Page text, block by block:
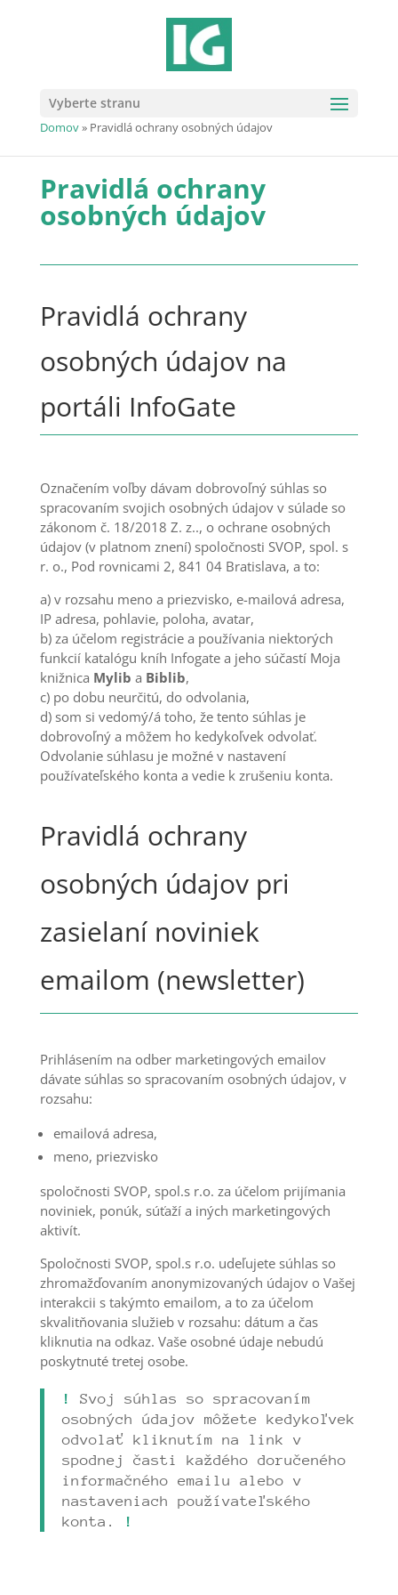
Vyberte stranu
Domov» Pravidlá ochrany osobných údajov
Pravidlá ochrany
osobných údajov
Pravidlá ochrany
osobných údajov na
portáli InfoGate
Označením voľby dávam dobrovoľný súhlas so
spracovaním svojich osobných údajov v súlade so
zákonom č. 18/2018 Z. z.., o ochrane osobných
údajov (v platnom znení) spoločnosti SVOP, spol. s
r. o., Pod rovnicami 2, 841 04 Bratislava, a to:
a) v rozsahu meno a priezvisko, e-mailová adresa,
IP adresa, pohlavie, poloha, avatar,
b) za účelom registrácie a používania niektorých
funkcií katalógu kníh Infogate a jeho súčastí Moja
knižnica Mylib a Biblib,
c) po dobu neurčitú, do odvolania,
d) som si vedomý/á toho, že tento súhlas je
dobrovoľný a môžem ho kedykoľvek odvolať.
Odvolanie súhlasu je možné v nastavení
používateľského konta a vedie k zrušeniu konta.
Pravidlá ochrany
osobných údajov pri
zasielaní noviniek
emailom (newsletter)
Prihlásením na odber marketingových emailov
dávate súhlas so spracovaním osobných údajov, v
rozsahu:
emailová adresa,
meno, priezvisko
spoločnosti SVOP, spol.s r.o. za účelom prijímania
noviniek, ponúk, súťaží a iných marketingových
aktivít.
Spoločnosti SVOP, spol.s r.o. udeľujete súhlas so
zhromažďovaním anonymizovaných údajov o Vašej
interakcii s takýmto emailom, a to za účelom
skvalitňovania služieb v rozsahu: dátum a čas
kliknutia na odkaz. Vaše osobné údaje nebudú
poskytnuté tretej osobe.
!
Svoj súhlas so spracovaním
osobných údajov môžete kedykoľvek
odvolať kliknutím na link v
spodnej časti každého doručeného
informačného emailu alebo v
nastaveniach používateľského
konta.
!